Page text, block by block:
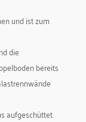
und ist zum
die
bereits
aufgeschüttet.